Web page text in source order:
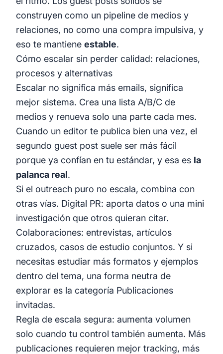
construyen como un pipeline de medios y
relaciones, no como una compra impulsiva, y
eso te mantiene estable.
Cómo escalar sin perder calidad: relaciones,
procesos y alternativas
Escalar no significa más emails, significa
mejor sistema. Crea una lista A/B/C de
medios y renueva solo una parte cada mes.
Cuando un editor te publica bien una vez, el
segundo guest post suele ser más fácil
porque ya confían en tu estándar, y esa es la
palanca real.
Si el outreach puro no escala, combina con
otras vías. Digital PR: aporta datos o una mini
investigación que otros quieran citar.
Colaboraciones: entrevistas, artículos
cruzados, casos de estudio conjuntos. Y si
necesitas estudiar más formatos y ejemplos
dentro del tema, una forma neutra de
explorar es la categoría Publicaciones
invitadas.
Regla de escala segura: aumenta volumen
solo cuando tu control también aumenta. Más
publicaciones requieren mejor tracking, más